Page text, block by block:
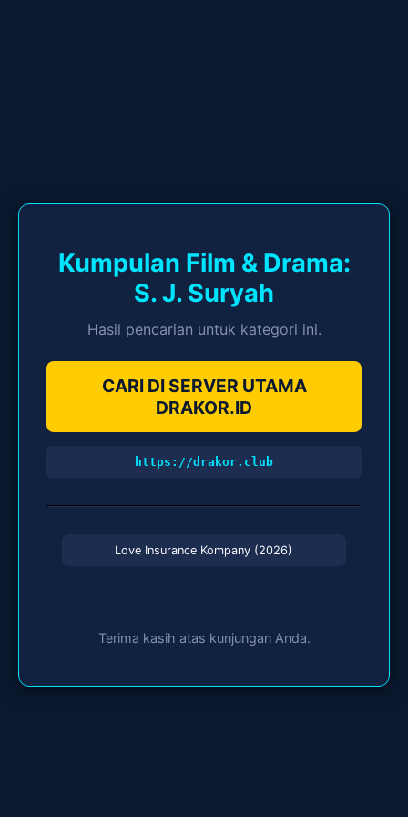
Kumpulan Film & Drama:
S. J. Suryah
Hasil pencarian untuk kategori ini.
CARI DI SERVER UTAMA
DRAKOR.ID
https://drakor.club
Love Insurance Kompany (2026)
Terima kasih atas kunjungan Anda.